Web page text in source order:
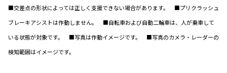
■交差点の形状によっては正しく支援できない場合があります。 ■プリクラッシュ
ブレーキアシストは作動しません。 ■自転車および自動二輪車は、人が乗車して
いる状態が対象です。 ■写真は作動イメージです。 ■写真のカメラ・レーダーの
検知範囲はイメージです。